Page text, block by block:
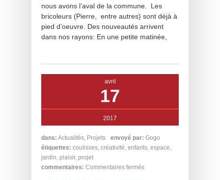
nous avons l’aval de la commune. Les
bricoleurs (Pierre, entre autres) sont déjà à
pied d’oeuvre. Des nouveautés arrivent
dans nos rayons: En une petite matinée,
avril
17
2017
dans: Actualités Projets envoyé par: Gogo
étiquettes: coulisses créativité enfants espace
jardin plaisir, projet
commentaires: Commentaires fermés